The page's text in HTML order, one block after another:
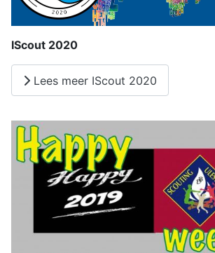
IScout 2020
Lees meer IScout 2020